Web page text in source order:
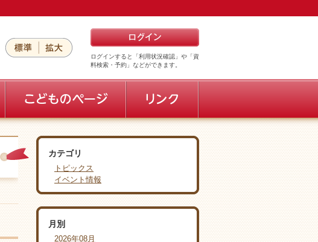
ログインすると「利用状況確認」や「資
料検索・予約」などができます。
カテゴリ
トピックス
イベント情報
月別
2026年08月